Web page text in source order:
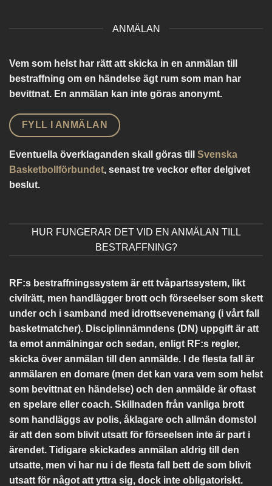
ANMÄLAN
Vem som helst har rätt att skicka in en anmälan till
bestraffning om en händelse ägt rum som man har
bevittnat. En anmälan kan inte göras anonymt.
FYLL I ANMÄLAN
Eventuella överklaganden skall göras till Svenska
Basketbollförbundet, senast tre veckor efter delgivet
beslut.
HUR FUNGERAR DET VID EN ANMÄLAN TILL
BESTRAFFNING?
RF:s bestraffningssystem är ett tvåpartssystem, likt
civilrätt, men handlägger brott och förseelser som skett
under och i samband med idrottsevenemang (i vårt fall
basketmatcher). Disciplinnämndens (DN) uppgift är att
ta emot anmälningar och sedan, enligt RF:s regler,
skicka över anmälan till den anmälde. I de flesta fall är
anmälaren en domare (men det kan vara vem som helst
som bevittnat en händelse) och den anmälde är oftast
en spelare eller coach. Skillnaden från vanliga brott
som handläggs av polis, åklagare och allmän domstol
är att den som blivit utsatt för förseelsen inte är part i
ärendet. Tidigare skickades anmälan aldrig till den
utsatte, men vi har nu i de flesta fall bett de som blivit
utsatt för något att yttra sig, dock inte obligatoriskt.